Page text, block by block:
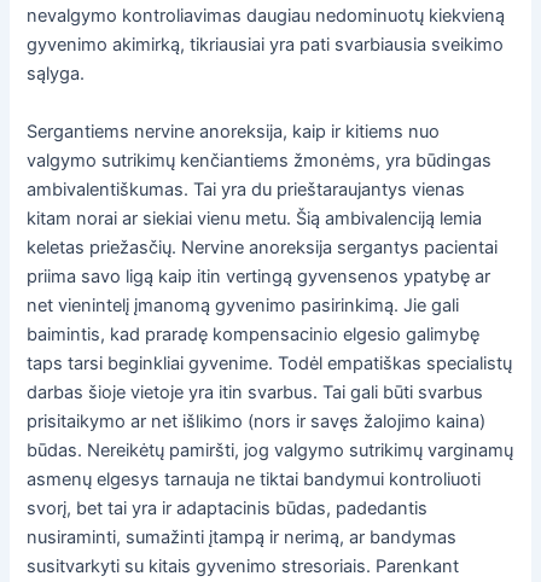
nevalgymo kontroliavimas daugiau nedominuotų kiekvieną
gyvenimo akimirką, tikriausiai yra pati svarbiausia sveikimo
sąlyga.
Sergantiems nervine anoreksija, kaip ir kitiems nuo
valgymo sutrikimų kenčiantiems žmonėms, yra būdingas
ambivalentiškumas. Tai yra du prieštaraujantys vienas
kitam norai ar siekiai vienu metu. Šią ambivalenciją lemia
keletas priežasčių. Nervine anoreksija sergantys pacientai
priima savo ligą kaip itin vertingą gyvensenos ypatybę ar
net vienintelį įmanomą gyvenimo pasirinkimą. Jie gali
baimintis, kad praradę kompensacinio elgesio galimybę
taps tarsi beginkliai gyvenime. Todėl empatiškas specialistų
darbas šioje vietoje yra itin svarbus. Tai gali būti svarbus
prisitaikymo ar net išlikimo (nors ir savęs žalojimo kaina)
būdas. Nereikėtų pamiršti, jog valgymo sutrikimų varginamų
asmenų elgesys tarnauja ne tiktai bandymui kontroliuoti
svorį, bet tai yra ir adaptacinis būdas, padedantis
nusiraminti, sumažinti įtampą ir nerimą, ar bandymas
susitvarkyti su kitais gyvenimo stresoriais. Parenkant